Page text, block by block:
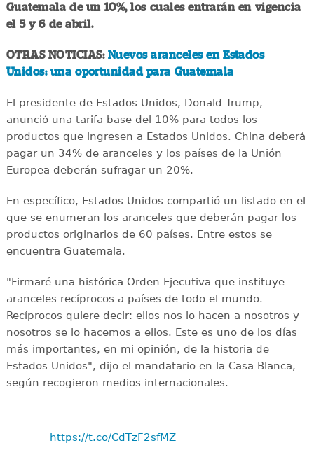
Guatemala de un 10%, los cuales entrarán en vigencia
el 5 y 6 de abril.
OTRAS NOTICIAS: Nuevos aranceles en Estados
Unidos: una oportunidad para Guatemala
El presidente de Estados Unidos, Donald Trump,
anunció una tarifa base del 10% para todos los
productos que ingresen a Estados Unidos. China deberá
pagar un 34% de aranceles y los países de la Unión
Europea deberán sufragar un 20%.
En específico, Estados Unidos compartió un listado en el
que se enumeran los aranceles que deberán pagar los
productos originarios de 60 países. Entre estos se
encuentra Guatemala.
"Firmaré una histórica Orden Ejecutiva que instituye
aranceles recíprocos a países de todo el mundo.
Recíprocos quiere decir: ellos nos lo hacen a nosotros y
nosotros se lo hacemos a ellos. Este es uno de los días
más importantes, en mi opinión, de la historia de
Estados Unidos", dijo el mandatario en la Casa Blanca,
según recogieron medios internacionales.
https://t.co/CdTzF2sfMZ